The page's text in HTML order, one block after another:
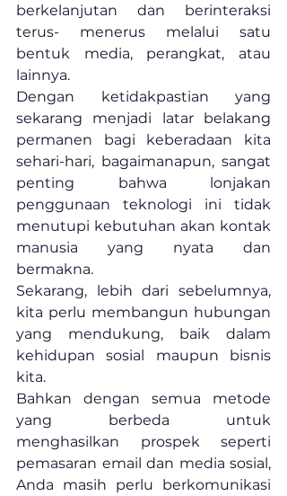
berkelanjutan dan berinteraksi
terus- menerus melalui satu
bentuk media, perangkat, atau
lainnya.
Dengan ketidakpastian yang
sekarang menjadi latar belakang
permanen bagi keberadaan kita
sehari-hari, bagaimanapun, sangat
penting bahwa lonjakan
penggunaan teknologi ini tidak
menutupi kebutuhan akan kontak
manusia yang nyata dan
bermakna.
Sekarang, lebih dari sebelumnya,
kita perlu membangun hubungan
yang mendukung, baik dalam
kehidupan sosial maupun bisnis
kita.
Bahkan dengan semua metode
yang berbeda untuk
menghasilkan prospek seperti
pemasaran email dan media sosial,
Anda masih perlu berkomunikasi